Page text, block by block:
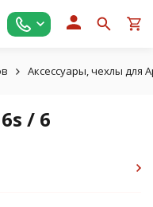
Аксессуары, чехлы для
/ 6